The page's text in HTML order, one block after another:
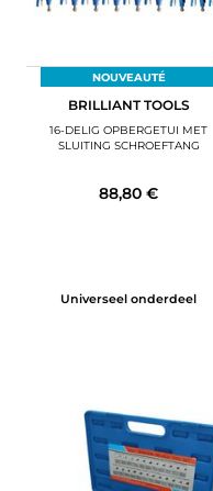
NOUVEAUTÉ
BRILLIANT TOOLS
16-DELIG OPBERGETUI MET
SLUITING SCHROEFTANG
88,80 €
Universeel onderdeel